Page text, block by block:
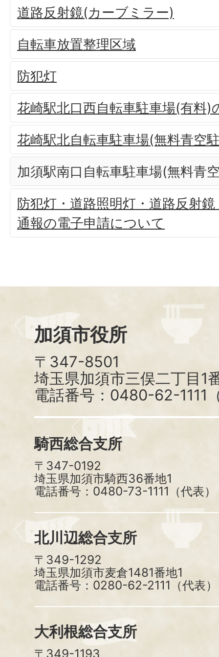
道路反射鏡(カーブミラー)
自転車放置整理区域
防犯灯
花崎駅北口西自転車駐車場(有料)
花崎駅北自転車駐車場(無料青空
加須駅南口自転車駐車場(無料青
防犯灯・道路照明灯・道路反射
通報の電子申請について
加須市役所
〒347-8501
埼玉県加須市三俣二丁目1
電話番号：0480-62-1111
騎西総合支所
〒347-0192
埼玉県加須市騎西36番地1
電話番号：0480-73-1111（代表）
北川辺総合支所
〒349-1292
埼玉県加須市麦倉1481番地1
電話番号：0280-62-2111（代表）
大利根総合支所
〒349-1193